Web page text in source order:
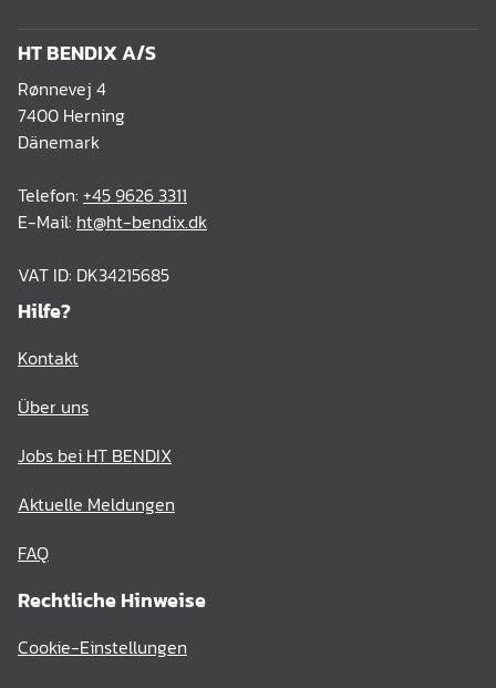
HT BENDIX A/S
Rønnevej 4
7400 Herning
Dänemark
Telefon: +45 9626 3311
E-Mail: ht@ht-bendix.dk
VAT ID: DK34215685
Hilfe?
Kontakt
Über uns
Jobs bei HT BENDIX
Aktuelle Meldungen
FAQ
Rechtliche Hinweise
Cookie-Einstellungen